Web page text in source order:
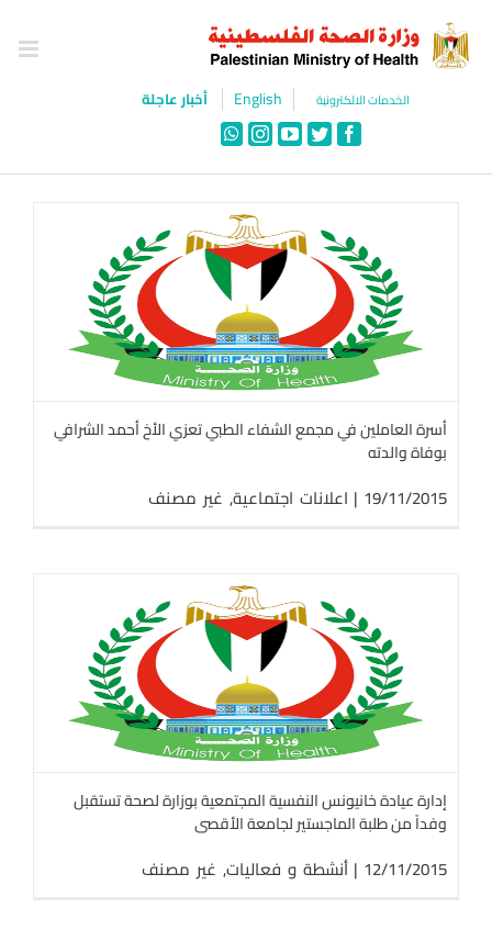
content
الخدمات الالكترونية English أخبار عاجلة
Facebook
Twitter
YouTube
Instagram
WhatsApp
أسرة العاملين في مجمع الشفاء الطبي تعزي الأخ أحمد الشرافي
بوفاة والدته
19/11/2015
| اعلانات اجتماعية, غير مصنف
إدارة عيادة خانيونس النفسية المجتمعية بوزارة لصحة تستقبل
وفداً من طلبة الماجستير لجامعة الأقصى
12/11/2015
| أنشطة و فعاليات, غير مصنف